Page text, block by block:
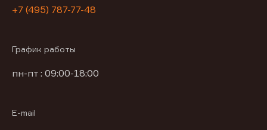
+7 (495) 787-77-48
График работы
пн-пт : 09:00-18:00
E-mail